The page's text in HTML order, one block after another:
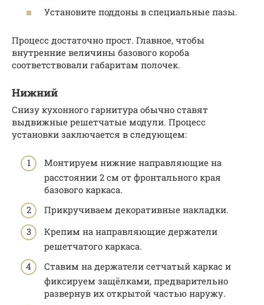
Установите поддоны в специальные пазы.
Процесс достаточно прост. Главное, чтобы
внутренние величины базового короба
соответствовали габаритам полочек.
Нижний
Снизу кухонного гарнитура обычно ставят
выдвижные решетчатые модули. Процесс
установки заключается в следующем:
Монтируем нижние направляющие на
расстоянии 2 см от фронтального края
базового каркаса.
Прикручиваем декоративные накладки.
Крепим на направляющие держатели
решетчатого каркаса.
Ставим на держатели сетчатый каркас и
фиксируем защёлками, предварительно
развернув их открытой частью наружу.